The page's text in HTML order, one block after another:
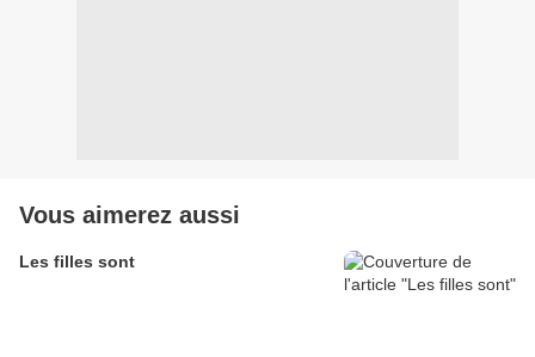
Vous aimerez aussi
Les filles sont